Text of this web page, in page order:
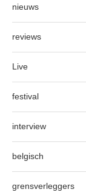
nieuws
reviews
Live
festival
interview
belgisch
grensverleggers